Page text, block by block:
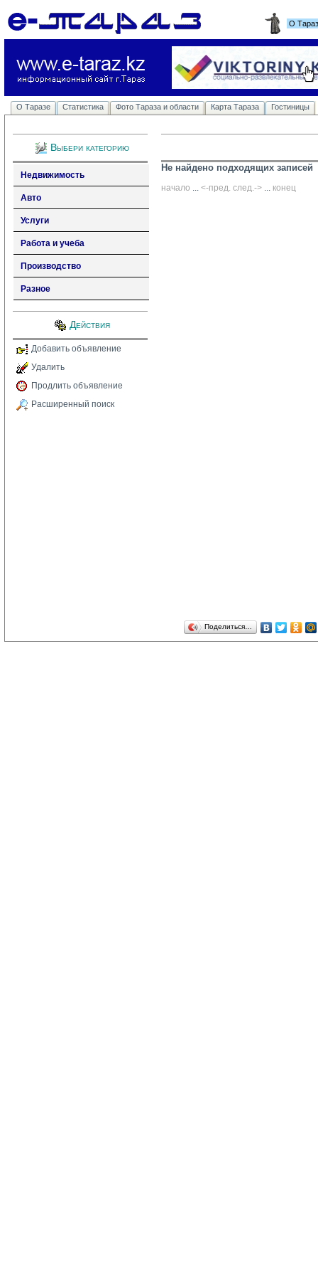
О
О Таразе Статистика Фото Тараза и области Карта Тараза Гостиницы
Выбери категорию
Недвижимость
Авто
Услуги
Работа и учеба
Производство
Разное
Действия
Добавить объявление
Удалить
Продлить объявление
Расширенный поиск
Не найдено подходящих записей
начало ... <-пред. след.-> ... конец
Поделиться…